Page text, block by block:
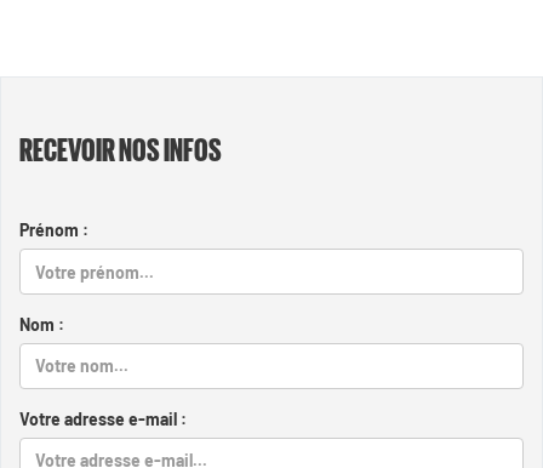
RECEVOIR NOS INFOS
Prénom :
Nom :
Votre adresse e-mail :